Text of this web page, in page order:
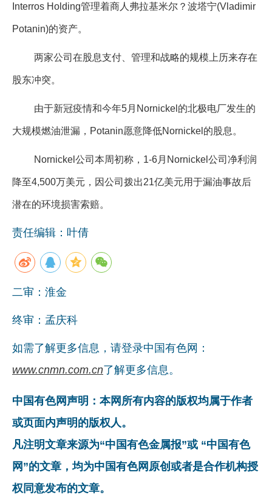
Interros Holding管理着商人弗拉基米尔？波塔宁(Vladimir
Potanin)的资产。
两家公司在股息支付、管理和战略的规模上历来存在
股东冲突。
由于新冠疫情和今年5月Nornickel的北极电厂发生的
大规模燃油泄漏，Potanin愿意降低Nornickel的股息。
Nornickel公司本周初称，1-6月Nornickel公司净利润
降至4,500万美元，因公司拨出21亿美元用于漏油事故后
潜在的环境损害索赔。
责任编辑：叶倩
二审：淮金
终审：孟庆科
如需了解更多信息，请登录中国有色网：
www.cnmn.com.cn了解更多信息。
中国有色网声明：本网所有内容的版权均属于作者
或页面内声明的版权人。
凡注明文章来源为“中国有色金属报”或 “中国有色
网”的文章，均为中国有色网原创或者是合作机构授
权同意发布的文章。